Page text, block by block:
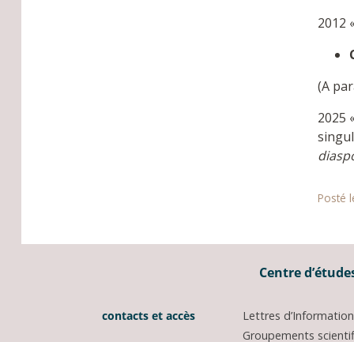
2012
(A
2025
Posté
Centre
contacts et accès
Lettres
Groupements